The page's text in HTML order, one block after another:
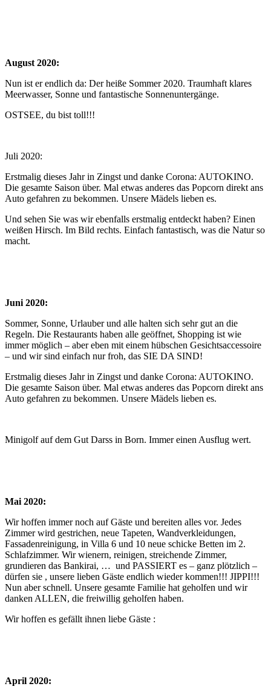
August 2020:
Nun ist er endlich da: Der heiße Sommer 2020. Traumhaft klares
Meerwasser, Sonne und fantastische Sonnenuntergänge.
OSTSEE, du bist toll!!!
Juli 2020:
Erstmalig dieses Jahr in Zingst und danke Corona: AUTOKINO.
Die gesamte Saison über. Mal etwas anderes das Popcorn direkt ans
Auto gefahren zu bekommen. Unsere Mädels lieben es.
Und sehen Sie was wir ebenfalls erstmalig entdeckt haben? Einen
weißen Hirsch. Im Bild rechts. Einfach fantastisch, was die Natur so
macht.
Juni 2020:
Sommer, Sonne, Urlauber und alle halten sich sehr gut an die
Regeln. Die Restaurants haben alle geöffnet, Shopping ist wie
immer möglich – aber eben mit einem hübschen Gesichtsaccessoire
– und wir sind einfach nur froh, das SIE DA SIND!
Erstmalig dieses Jahr in Zingst und danke Corona: AUTOKINO.
Die gesamte Saison über. Mal etwas anderes das Popcorn direkt ans
Auto gefahren zu bekommen. Unsere Mädels lieben es.
Minigolf auf dem Gut Darss in Born. Immer einen Ausflug wert.
Mai 2020:
Wir hoffen immer noch auf Gäste und bereiten alles vor. Jedes
Zimmer wird gestrichen, neue Tapeten, Wandverkleidungen,
Fassadenreinigung, in Villa 6 und 10 neue schicke Betten im 2.
Schlafzimmer. Wir wienern, reinigen, streichende Zimmer,
grundieren das Bankirai, … und PASSIERT es – ganz plötzlich –
dürfen sie , unsere lieben Gäste endlich wieder kommen!!! JIPPI!!!
Nun aber schnell. Unsere gesamte Familie hat geholfen und wir
danken ALLEN, die freiwillig geholfen haben.
Wir hoffen es gefällt ihnen liebe Gäste :
April 2020: